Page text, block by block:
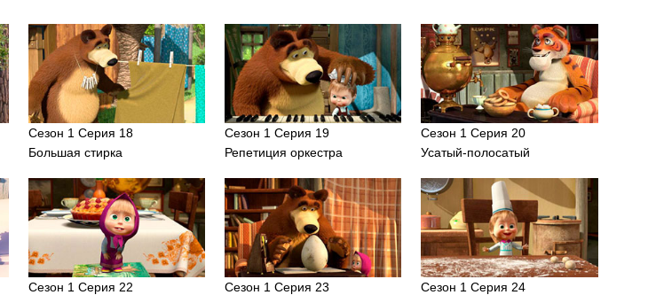
Сезон 1 Серия 18
Большая стирка
Сезон 1 Серия 19
Репетиция оркестра
Сезон 1 Серия 20
Усатый-полосатый
Сезон 1 Серия 22
Сезон 1 Серия 23
Сезон 1 Серия 24